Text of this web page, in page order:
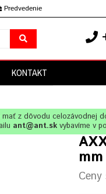
Predvedenie
KONTAKT
mať z dôvodu celozávodnej
ant@ant.skvybavíme v